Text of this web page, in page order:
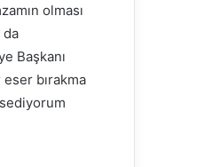
olması
da
Başkanı
bırakma